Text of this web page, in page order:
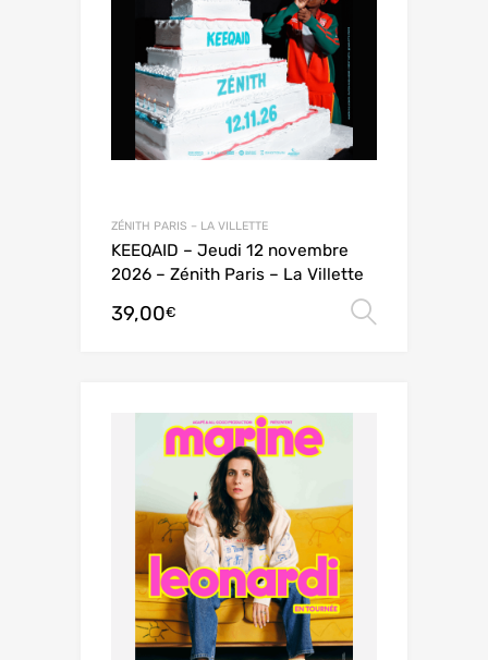
ZÉNITH PARIS – LA VILLETTE
KEEQAID – Jeudi 12 novembre
2026 – Zénith Paris – La Villette
39,00€